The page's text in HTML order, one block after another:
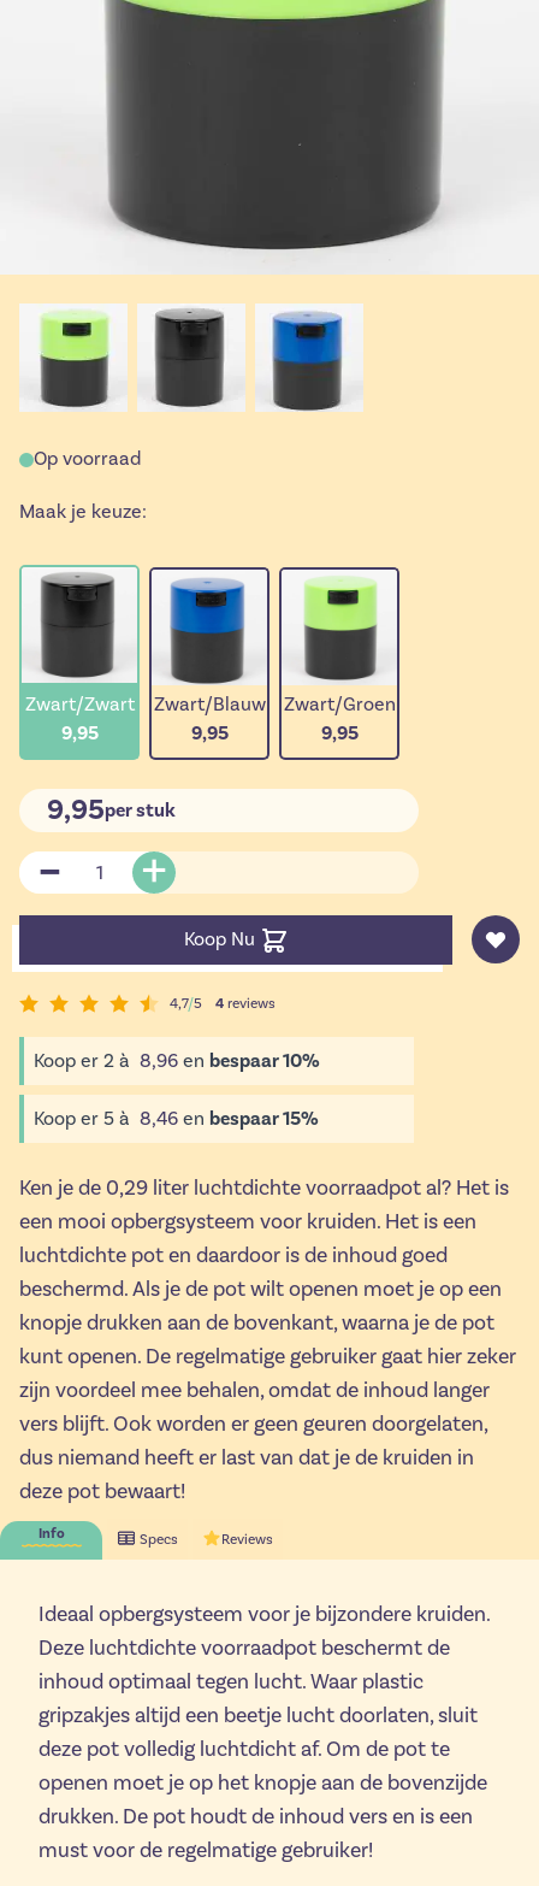
Op voorraad
Maak je keuze:
Zwart/Zwart
9,95
Zwart/Blauw
9,95
Zwart/Groen
9,95
9,95per stuk
Aantal
Koop Nu
4,7/5 4 reviews
Koop er 2 à 8,96 en bespaar10%
Koop er 5 à 8,46 en bespaar15%
Ken je de 0,29 liter luchtdichte voorraadpot al? Het is
een mooi opbergsysteem voor kruiden. Het is een
luchtdichte pot en daardoor is de inhoud goed
beschermd. Als je de pot wilt openen moet je op een
knopje drukken aan de bovenkant, waarna je de pot
kunt openen. De regelmatige gebruiker gaat hier zeker
zijn voordeel mee behalen, omdat de inhoud langer
vers blijft. Ook worden er geen geuren doorgelaten,
dus niemand heeft er last van dat je de kruiden in
deze pot bewaart!
Info Specs Reviews
Ideaal opbergsysteem voor je bijzondere kruiden.
Deze luchtdichte voorraadpot beschermt de
inhoud optimaal tegen lucht. Waar plastic
gripzakjes altijd een beetje lucht doorlaten, sluit
deze pot volledig luchtdicht af. Om de pot te
openen moet je op het knopje aan de bovenzijde
drukken. De pot houdt de inhoud vers en is een
must voor de regelmatige gebruiker!